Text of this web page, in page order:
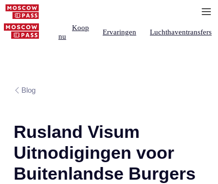
Koop
nu
Ervaringen Luchthaventransfers
Blog
Rusland Visum
Uitnodigingen voor
Buitenlandse Burgers